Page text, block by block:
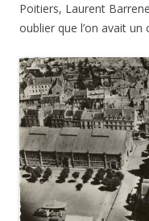
Poitiers, Laurent
oublier que l’on avait